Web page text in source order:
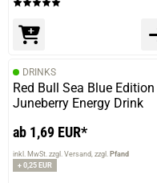
DRINKS
Red Bull Sea Blue Edition
Juneberry Energy Drink
ab 1,69 EUR*
inkl. MwSt. zzgl. Versand zzgl. Pfand
+ 0,25 EUR